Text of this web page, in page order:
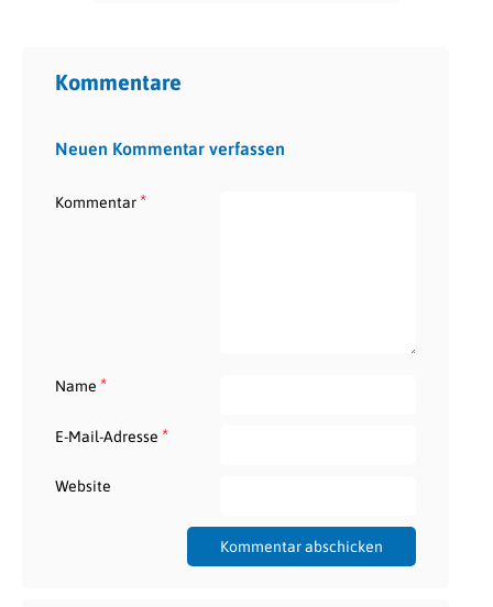
Kommentare
Neuen Kommentar verfassen
Kommentar*
Name *
E-Mail-Adresse *
Website